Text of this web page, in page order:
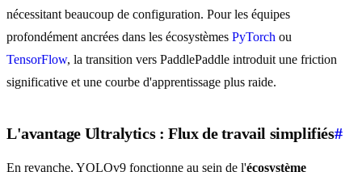
nécessitant beaucoup de configuration. Pour les équipes
profondément ancrées dans les écosystèmes PyTorch ou
TensorFlow, la transition vers PaddlePaddle introduit une friction
significative et une courbe d'apprentissage plus raide.
L'avantage Ultralytics : Flux de travail simplifiés#
En revanche, YOLOv9 fonctionne au sein de l'écosystème